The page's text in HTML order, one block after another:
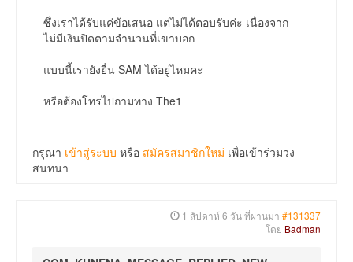
ซึ่งเราได้รับแค่ข้อเสนอ แต่ไม่ได้ตอบรับค่ะ เนื่องจาก
ไม่มีเงินปิดตามจำนวนที่เขาบอก
แบบนี้เรายังยื่น SAM ได้อยู่ไหมคะ
หรือต้องโทรไปถามทาง The1
กรุณา เข้าสู่ระบบ หรือ สมัครสมาชิกใหม่ เพื่อเข้าร่วมวง
สนทนา
1 สัปดาห์ 6 วัน ที่ผ่านมา #131337
โดย Badman